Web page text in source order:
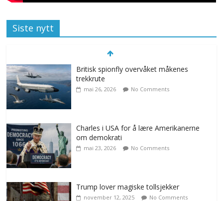
Siste nytt
Britisk spionfly overvåket måkenes
trekkrute
mai 26, 2026 No Comments
Charles i USA for å lære Amerikanerne
om demokrati
mai 23, 2026 No Comments
Trump lover magiske tollsjekker
november 12, 2025 No Comments